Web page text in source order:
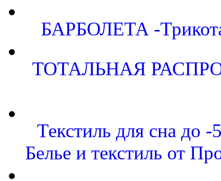
БАРБОЛЕТА -
ТОТАЛЬНАЯ
Текстиль для сна
Белье и текстиль от